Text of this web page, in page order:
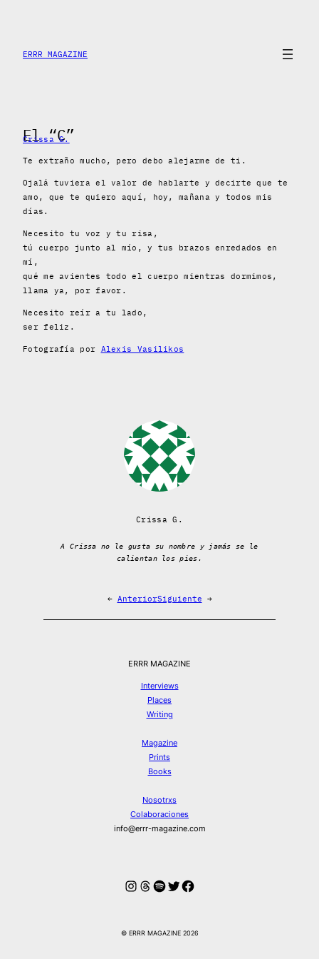
contenido
ERRR MAGAZINE
El “C”
Crissa G.
Te extraño mucho, pero debo alejarme de ti.
Ojalá tuviera el valor de hablarte y decirte que te
amo, que te quiero aquí, hoy, mañana y todos mis
días.
Necesito tu voz y tu risa,
tú cuerpo junto al mío, y tus brazos enredados en
mí,
qué me avientes todo el cuerpo mientras dormimos,
llama ya, por favor.
Necesito reír a tu lado,
ser feliz.
Fotografía por Alexis Vasilikos
Crissa G.
A Crissa no le gusta su nombre y jamás se le
calientan los pies.
← AnteriorSiguiente →
ERRR MAGAZINE
Interviews
Places
Writing
Magazine
Prints
Books
Nosotrxs
Colaboraciones
info@errr-magazine.com
Instagram
Hilos
Spotify
Twitter
Facebook
© ERRR MAGAZINE 2026